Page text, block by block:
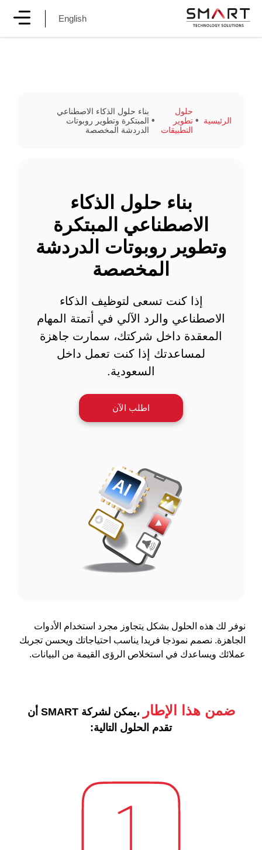
English
الرئيسية
حلول
تطوير
التطبيقات
بناء حلول الذكاء الاصطناعي
المبتكرة وتطوير روبوتات
الدردشة المخصصة
بناء حلول الذكاء
الاصطناعي المبتكرة
وتطوير روبوتات الدردشة
المخصصة
إذا كنت تسعى لتوظيف الذكاء
الاصطناعي والرد الآلي في أتمتة المهام
المعقدة داخل شركتك، سمارت جاهزة
لمساعدتك إذا كنت تعمل داخل
السعودية.
اطلب الآن
نوفر لك هذه الحلول بشكل يتجاوز مجرد استخدام الأدوات
الجاهزة. نصمم نموذجا فريدا يناسب احتياجاتك ويحسن تجربك
عملائك ويساعدك في استخلاص الرؤى القيمة من البيانات.
ضمن هذا الإطار
،يمكن لشركة SMART أن
تقدم الحلول التالية: